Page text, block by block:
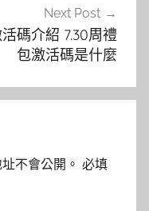
Next Post
碼介紹 7.30周禮
包激活碼是什麼
不會公開。 必填